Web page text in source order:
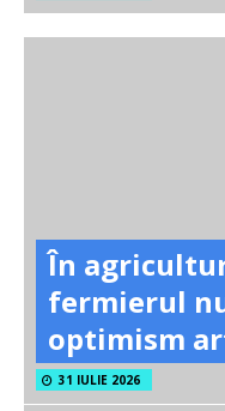
În
fermierul
optimism
31 IULIE 2026